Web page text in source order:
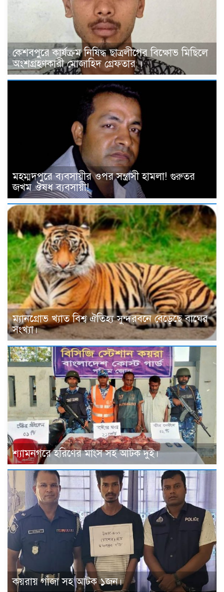
কেশবপুরে কার্যক্রম নিষিদ্ধ ছাত্রলীগের বিক্ষোভ মিছিলে
অংশগ্রহণকারী মোজাহিদ গ্রেফতার ।
মহম্মদপুরে ব্যবসায়ীর ওপর সন্ত্রাসী হামলা! গুরুতর
জখম ঔষধ ব্যবসায়ী!
ম্যানগ্রোভ খ্যাত বিশ্ব ঐতিহ্য সুন্দরবনে বেড়েছে বাঘের
সংখ্যা।
শ্যামনগরে হরিণের মাংস সহ আটক দুই।
কয়রায় গাঁজা সহ আটক ১জন।